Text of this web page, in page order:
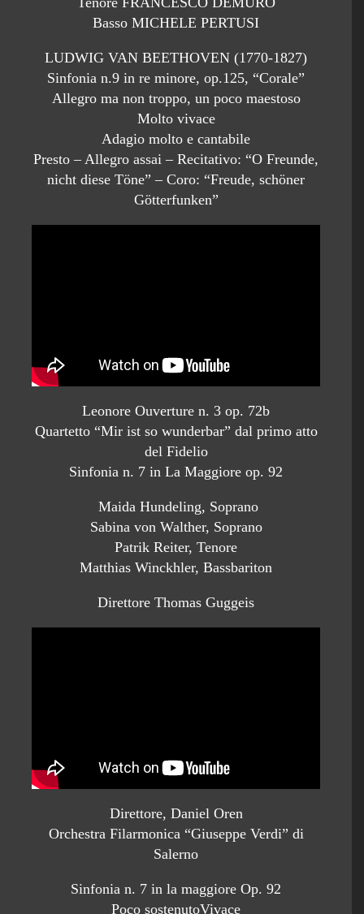
Basso MICHELE PERTUSI
LUDWIG VAN BEETHOVEN (1770-1827)
Sinfonia n.9 in re minore, op.125, “Corale”
Allegro ma non troppo, un poco maestoso
Molto vivace
Adagio molto e cantabile
Presto – Allegro assai – Recitativo: “O Freunde,
nicht diese Töne” – Coro: “Freude, schöner
Götterfunken”
Leonore Ouverture n. 3 op. 72b
Quartetto “Mir ist so wunderbar” dal primo atto
del Fidelio
Sinfonia n. 7 in La Maggiore op. 92
Maida Hundeling, Soprano
Sabina von Walther, Soprano
Patrik Reiter, Tenore
Matthias Winckhler, Bassbariton
Direttore Thomas Guggeis
Direttore, Daniel Oren
Orchestra Filarmonica “Giuseppe Verdi” di
Salerno
Sinfonia n. 7 in la maggiore Op. 92
Poco sostenutoVivace